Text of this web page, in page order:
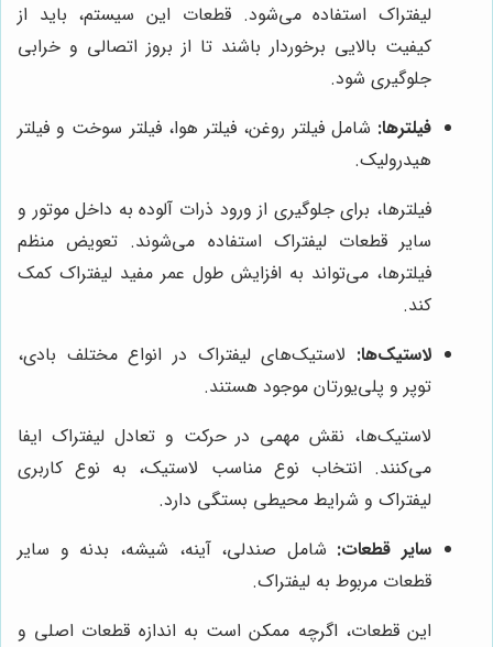
لیفتراک استفاده می‌شود. قطعات این سیستم، باید از
کیفیت بالایی برخوردار باشند تا از بروز اتصالی و خرابی
جلوگیری شود.
فیلترها: شامل فیلتر روغن، فیلتر هوا، فیلتر سوخت و فیلتر
هیدرولیک.
فیلترها، برای جلوگیری از ورود ذرات آلوده به داخل موتور و
سایر قطعات لیفتراک استفاده می‌شوند. تعویض منظم
فیلترها، می‌تواند به افزایش طول عمر مفید لیفتراک کمک
کند.
لاستیک‌ها: لاستیک‌های لیفتراک در انواع مختلف بادی،
توپر و پلی‌یورتان موجود هستند.
لاستیک‌ها، نقش مهمی در حرکت و تعادل لیفتراک ایفا
می‌کنند. انتخاب نوع مناسب لاستیک، به نوع کاربری
لیفتراک و شرایط محیطی بستگی دارد.
سایر قطعات: شامل صندلی، آینه، شیشه، بدنه و سایر
قطعات مربوط به لیفتراک.
این قطعات، اگرچه ممکن است به اندازه قطعات اصلی و